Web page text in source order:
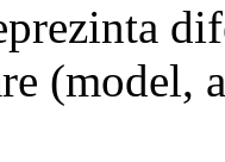
(model,